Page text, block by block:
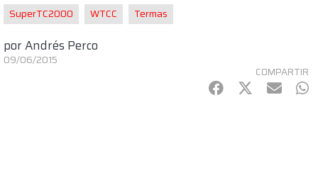
SuperTC2000 WTCC Termas
porAndrés Perco
09/06/2015
COMPARTIR
Facebook
Twitter
mail